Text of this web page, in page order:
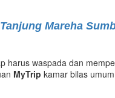
Mareha
harus waspada dan
MyTrip kamar bilas